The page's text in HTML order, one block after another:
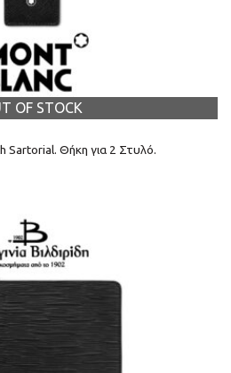
OF STOCK
Sartorial. Θήκη για 2 Στυλό.